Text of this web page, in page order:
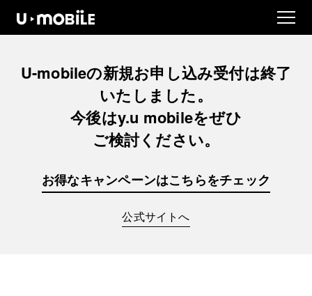
U-mobileの新規お申し込み受付は終了
いたしました。
今後はy.u mobileをぜひ
ご検討ください。
お得なキャンペーンはこちらをチェック
公式サイトへ